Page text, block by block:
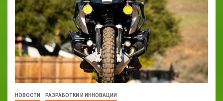
НОВОСТИ РАЗРАБОТКИ И ИННОВАЦИИ